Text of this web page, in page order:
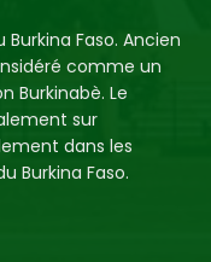
Faso. Ancien
comme un
Burkinabè. Le
sur
dans les
Burkina Faso.